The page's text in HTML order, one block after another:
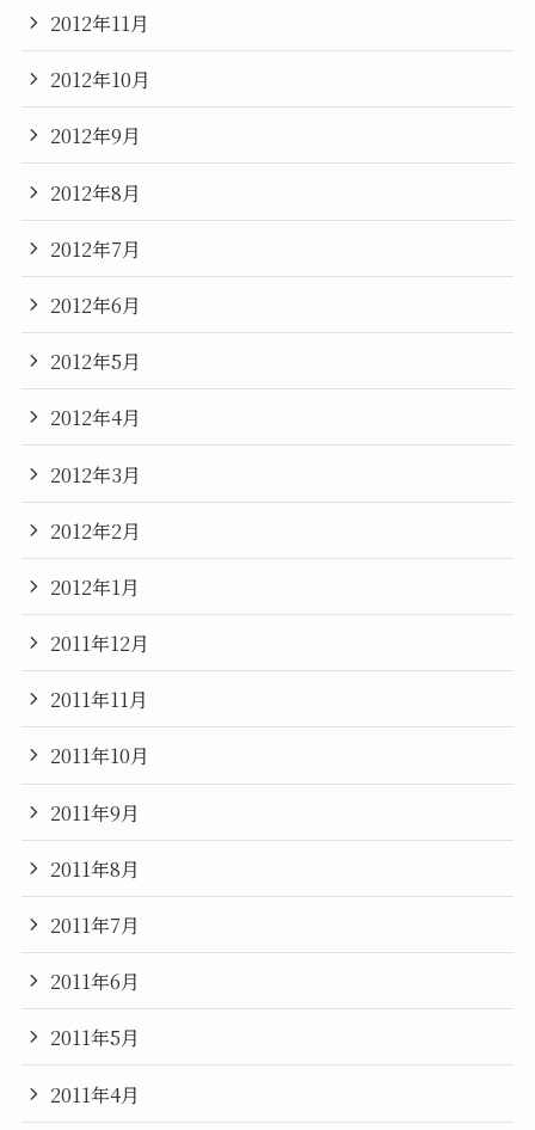
2012年11月
2012年10月
2012年9月
2012年8月
2012年7月
2012年6月
2012年5月
2012年4月
2012年3月
2012年2月
2012年1月
2011年12月
2011年11月
2011年10月
2011年9月
2011年8月
2011年7月
2011年6月
2011年5月
2011年4月